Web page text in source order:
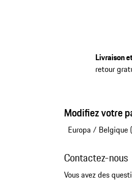
Livraison
retour
Modifiez votre
Europa / Belgique
Contactez-nous
Vous avez des